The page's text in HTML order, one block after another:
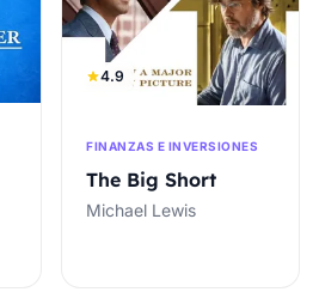
4.9
FINANZAS E INVERSIONES
The Big Short
Michael Lewis